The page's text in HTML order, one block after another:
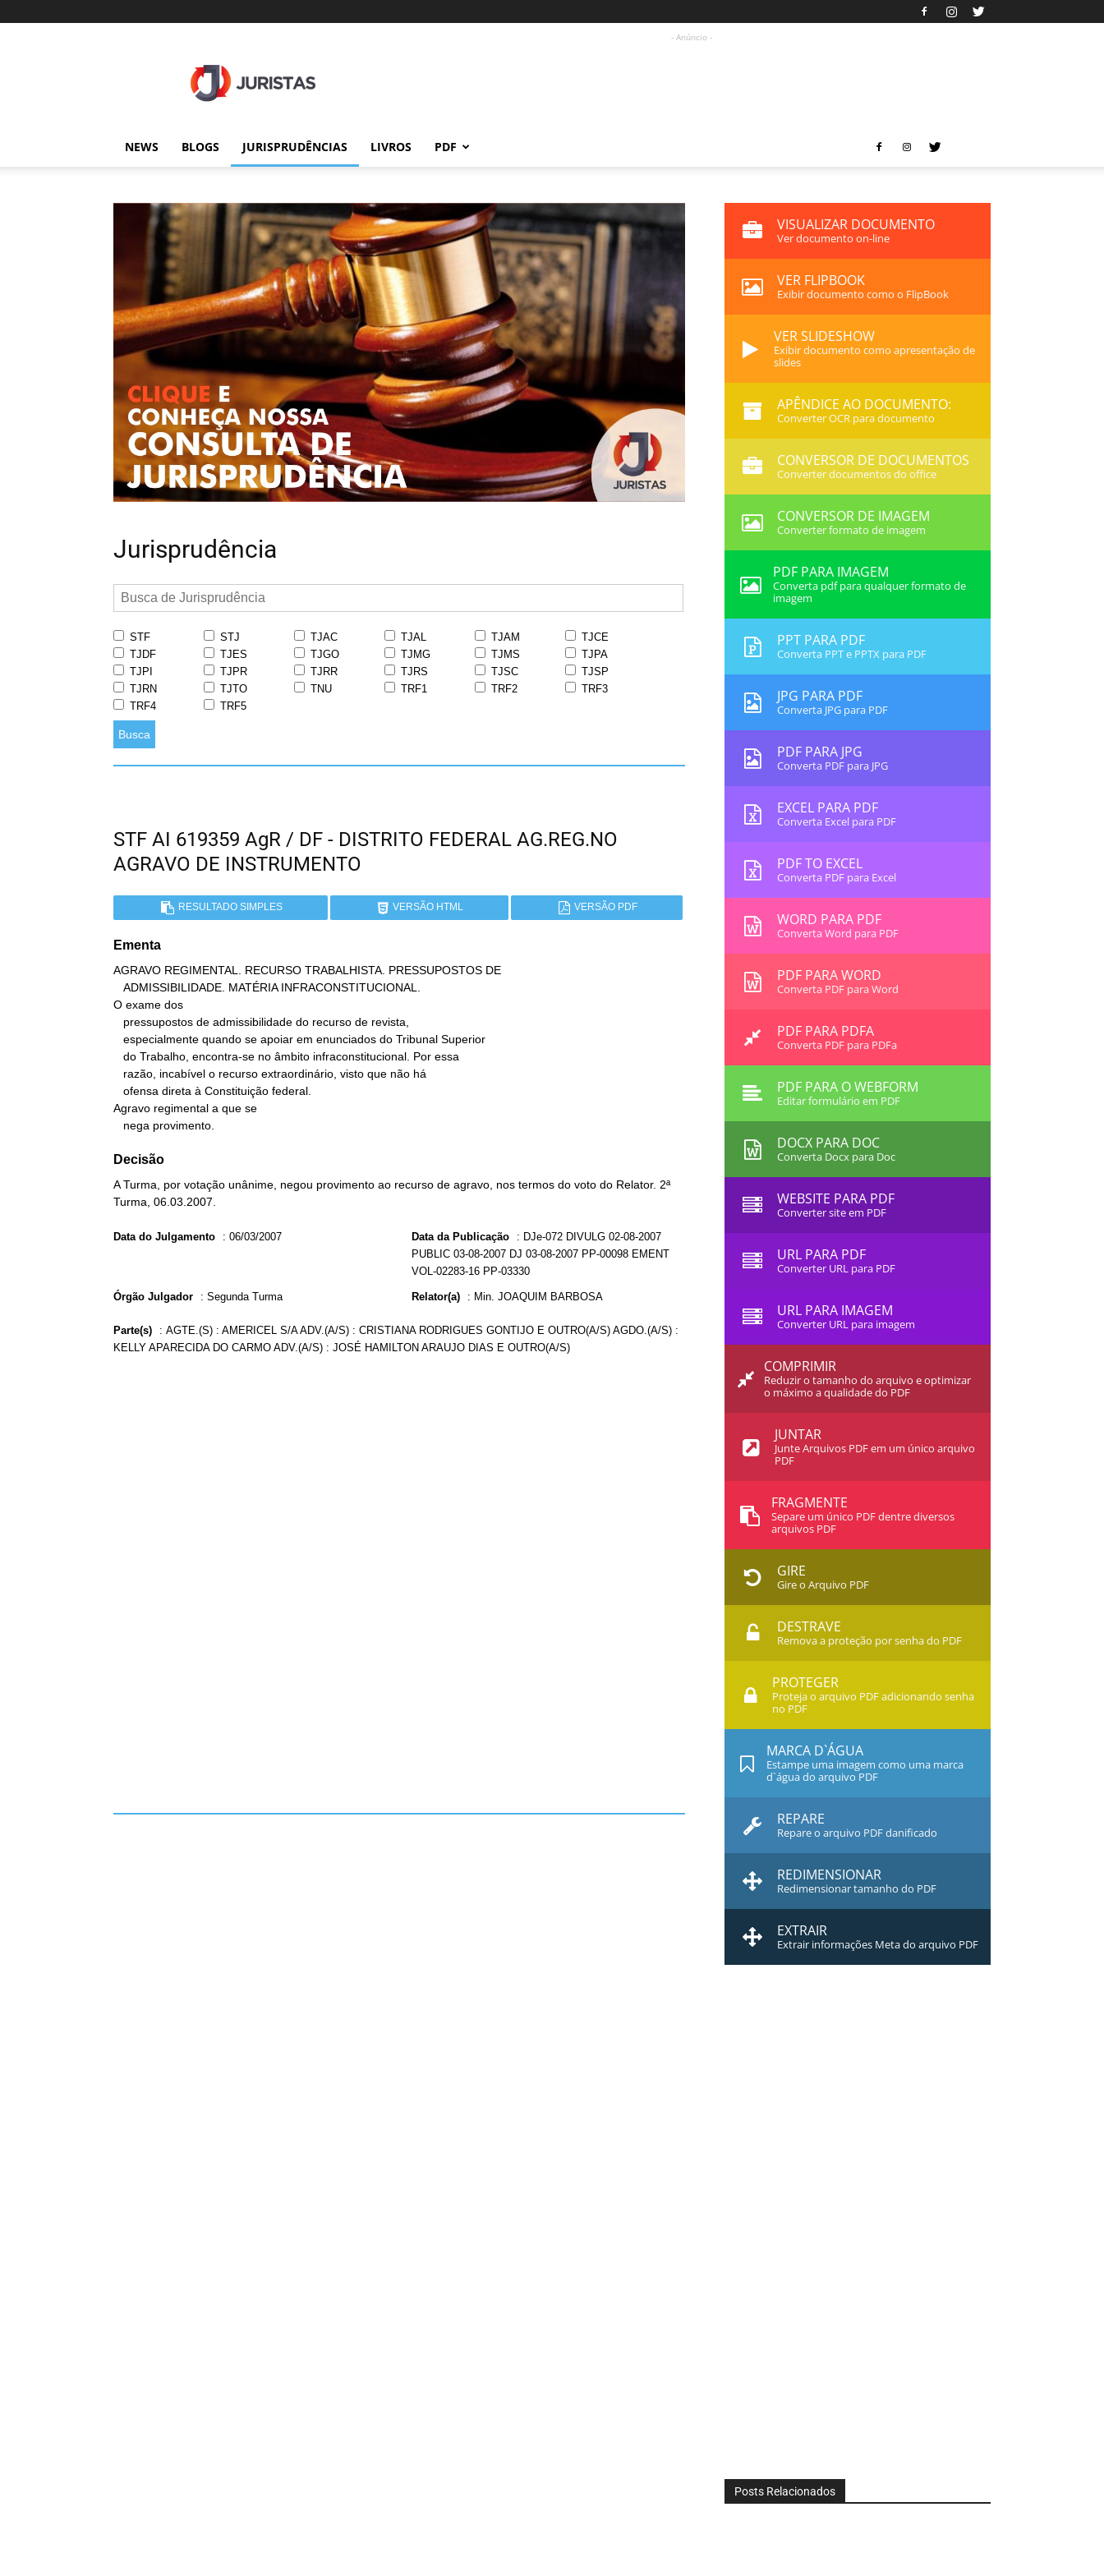
- Anúncio -
NEWS BLOGS JURISPRUDÊNCIAS LIVROS PDF
Jurisprudência
STF STJ TJAC TJAL TJAM
TJCE
TJDF
TJES TJGO TJMG TJMS
TJPA
TJPI
TJPR TJRR TJRS TJSC
TJSP
TJRN
TJTO TNU TRF1 TRF2
TRF3
TRF4
TRF5
Busca
STF AI 619359 AgR / DF - DISTRITO FEDERAL AG.REG.NO
AGRAVO DE INSTRUMENTO
RESULTADO SIMPLES VERSÃO HTML VERSÃO PDF
Ementa
AGRAVO REGIMENTAL. RECURSO TRABALHISTA. PRESSUPOSTOS DE
O exame dos
Agravo regimental a que se
   nega provimento.
Decisão
A Turma, por votação unânime, negou provimento ao recurso de agravo, nos termos do voto do Relator. 2ª
Turma, 06.03.2007.
Data do Julgamento : 06/03/2007 Data da Publicação : DJe-072 DIVULG 02-08-2007
PUBLIC 03-08-2007 DJ 03-08-2007 PP-00098 EMENT
VOL-02283-16 PP-03330
Órgão Julgador : Segunda Turma Relator(a) : Min. JOAQUIM BARBOSA
Parte(s) : AGTE.(S) : AMERICEL S/A ADV.(A/S) : CRISTIANA RODRIGUES GONTIJO E OUTRO(A/S) AGDO.(A/S) :
KELLY APARECIDA DO CARMO ADV.(A/S) : JOSÉ HAMILTON ARAUJO DIAS E OUTRO(A/S)
VISUALIZAR DOCUMENTO
Ver documento on-line
VER FLIPBOOK
Exibir documento como o FlipBook
VER SLIDESHOW
Exibir documento como apresentação de
slides
APÊNDICE AO DOCUMENTO:
Converter OCR para documento
CONVERSOR DE DOCUMENTOS
Converter documentos do office
CONVERSOR DE IMAGEM
Converter formato de imagem
PDF PARA IMAGEM
Converta pdf para qualquer formato de
imagem
PPT PARA PDF
Converta PPT e PPTX para PDF
JPG PARA PDF
Converta JPG para PDF
PDF PARA JPG
Converta PDF para JPG
EXCEL PARA PDF
Converta Excel para PDF
PDF TO EXCEL
Converta PDF para Excel
WORD PARA PDF
Converta Word para PDF
PDF PARA WORD
Converta PDF para Word
PDF PARA PDFA
Converta PDF para PDFa
PDF PARA O WEBFORM
Editar formulário em PDF
DOCX PARA DOC
Converta Docx para Doc
WEBSITE PARA PDF
Converter site em PDF
URL PARA PDF
Converter URL para PDF
URL PARA IMAGEM
Converter URL para imagem
COMPRIMIR
Reduzir o tamanho do arquivo e optimizar
o máximo a qualidade do PDF
JUNTAR
Junte Arquivos PDF em um único arquivo
PDF
FRAGMENTE
Separe um único PDF dentre diversos
arquivos PDF
GIRE
Gire o Arquivo PDF
DESTRAVE
Remova a proteção por senha do PDF
PROTEGER
Proteja o arquivo PDF adicionando senha
no PDF
MARCA D`ÁGUA
Estampe uma imagem como uma marca
d`água do arquivo PDF
REPARE
Repare o arquivo PDF danificado
REDIMENSIONAR
Redimensionar tamanho do PDF
EXTRAIR
Extrair informações Meta do arquivo PDF
Posts Relacionados